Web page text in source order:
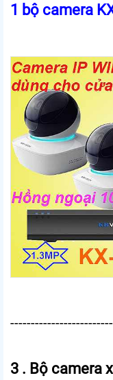
1 bộ camera
3 . Bộ camera